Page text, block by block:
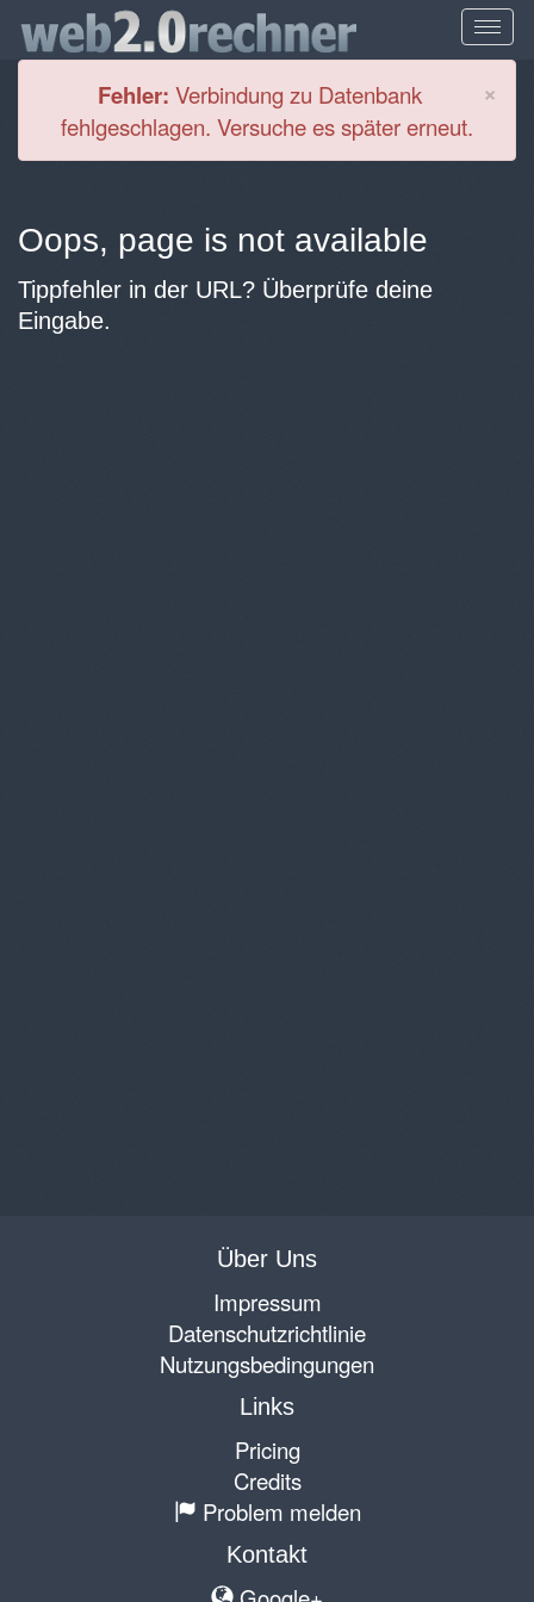
×
Fehler: Verbindung zu Datenbank
fehlgeschlagen. Versuche es später erneut.
Oops, page is not available
Tippfehler in der URL? Überprüfe deine
Eingabe.
Über Uns
Impressum
Datenschutzrichtlinie
Nutzungsbedingungen
Links
Pricing
Credits
Problem melden
Kontakt